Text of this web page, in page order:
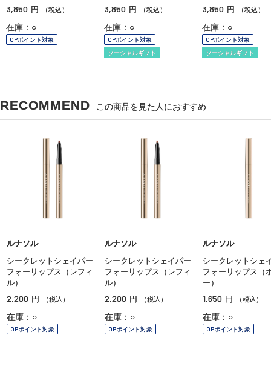
3,850 円 （税込）
在庫：○
OPポイント対象
3,850 円 （税込）
在庫：○
OPポイント対象
ソーシャルギフト
3,850 円 （税込）
在庫：○
OPポイント対象
ソーシャルギフト
RECOMMEND この商品を見た人におすすめ
ルナソル
シークレットシェイパー
フォーリップス（レフィ
ル）
2,200 円 （税込）
在庫：○
OPポイント対象
ルナソル
シークレットシェイパー
フォーリップス（レフィ
ル）
2,200 円 （税込）
在庫：○
OPポイント対象
ルナソル
シークレットシェ
フォーリップス（
ー）
1,650 円 （税込）
在庫：○
OPポイント対象